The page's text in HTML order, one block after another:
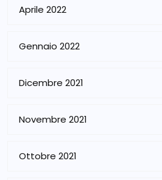
Aprile 2022
Gennaio 2022
Dicembre 2021
Novembre 2021
Ottobre 2021